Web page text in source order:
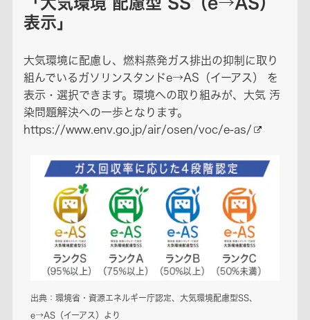
表示」
大気環境に配慮し、燃料蒸発ガス排出の抑制に取り
組んでいるガソリンスタンドe→AS（イーアス） を
表示・選択できます。環境への取り組みが、大気 汚
染問題解決への一歩となります。
https://www.env.go.jp/air/osen/voc/e-as/
出典：環境省・資源エネルギー庁認定、大気環境配慮型SS、
e→AS（イーアス）より